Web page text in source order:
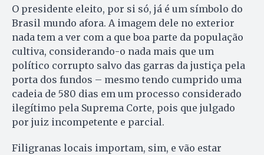
O presidente eleito, por si só, já é um símbolo do
Brasil mundo afora. A imagem dele no exterior
nada tem a ver com a que boa parte da população
cultiva, considerando-o nada mais que um
político corrupto salvo das garras da justiça pela
porta dos fundos – mesmo tendo cumprido uma
cadeia de 580 dias em um processo considerado
ilegítimo pela Suprema Corte, pois que julgado
por juiz incompetente e parcial.
Filigranas locais importam, sim, e vão estar